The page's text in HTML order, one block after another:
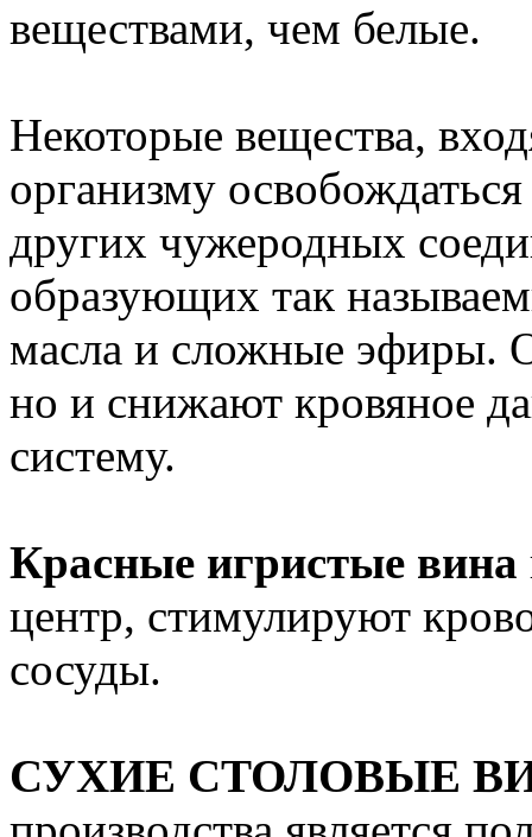
веществами, чем белые.
Некоторые вещества,
организму
других чужеродных
образующих так
масла и сложные эфиры.
но и снижают кровяное
систему.
Красные игристые вина
центр, стимулируют
сосуды.
СУХИЕ СТОЛОВЫЕ